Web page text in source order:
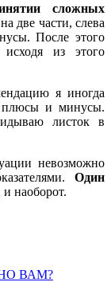
сложных
две части, слева
После этого
из этого
я иногда
плюсы и минусы.
листок в
невозможно
Один
и наоборот.
ВАМ?